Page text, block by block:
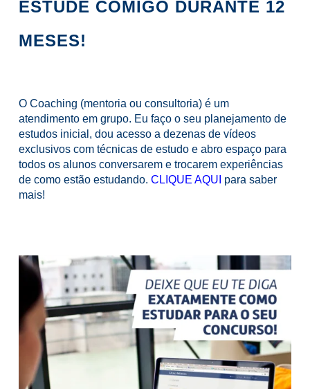
ESTUDE COMIGO DURANTE 12
MESES!
O Coaching (mentoria ou consultoria) é um
atendimento em grupo. Eu faço o seu planejamento de
estudos inicial, dou acesso a dezenas de vídeos
exclusivos com técnicas de estudo e abro espaço para
todos os alunos conversarem e trocarem experiências
de como estão estudando. CLIQUE AQUI para saber
mais!